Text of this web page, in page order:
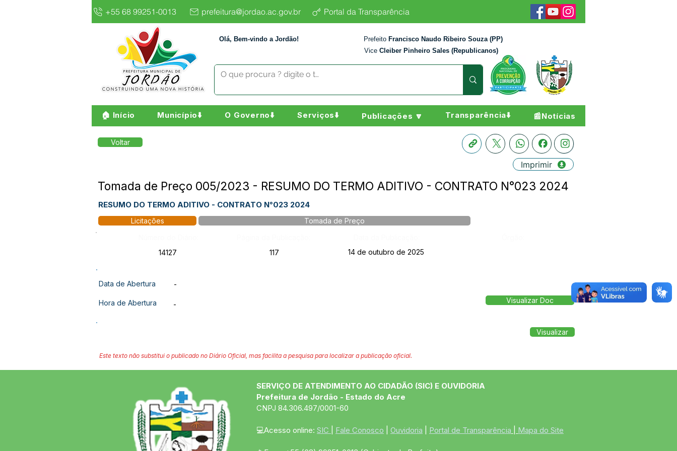
+55 68 99251-0013 prefeitura@jordao.ac.gov.br Portal da Transparência
Olá, Bem-vindo a Jordão! Prefeito Francisco Naudo Ribeiro Souza (PP)
Vice Cleiber Pinheiro Sales (Republicanos)
🏠 Início Município⬇️ O Governo⬇️ Serviços⬇️ Publicações 🔽 Transparência⬇️ 📰Notícias
Voltar
Imprimir
Tomada de Preço 005/2023 - RESUMO DO TERMO ADITIVO - CONTRATO N°023 2024
RESUMO DO TERMO ADITIVO - CONTRATO N°023 2024
Licitações
Tomada de Preço
14127
117 14 de outubro de 2025
Data de Abertura -
Hora de Abertura - Visualizar Doc
Visualizar
Este texto não substitui o publicado no Diário Oficial, mas facilita a pesquisa para localizar a publicação oficial.
SERVIÇO DE ATENDIMENTO AO CIDADÃO (SIC) E OUVIDORIA
Prefeitura de Jordão - Estado do Acre
CNPJ 84.306.497/0001-60
💻Acesso online: SIC Fale Conosco Ouvidoria Portal de Transparência Mapa do Site